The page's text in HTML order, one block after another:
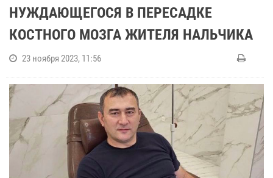
НУЖДАЮЩЕГОСЯ В ПЕРЕСАДКЕ
КОСТНОГО МОЗГА ЖИТЕЛЯ НАЛЬЧИКА
23 ноября 2023, 11:56